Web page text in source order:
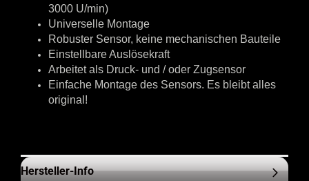
3000 U/min)
Universelle Montage
Robuster Sensor, keine mechanischen Bauteile
Einstellbare Auslösekraft
Arbeitet als Druck- und / oder Zugsensor
Einfache Montage des Sensors. Es bleibt alles
original!
Hersteller-Info